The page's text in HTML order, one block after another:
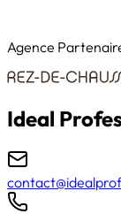
Agence
Ideal